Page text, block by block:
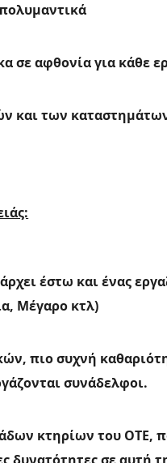
σε αφθονία για κάθε
και των
έστω και ένας
Μέγαρο κτλ)
πιο συχνή
συνάδελφοι.
κτηρίων του ΟΤΕ,